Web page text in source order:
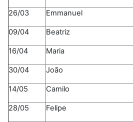
26/03 Emmanuel
09/04 Beatriz
16/04 Maria
30/04 João
14/05 Camilo
28/05 Felipe